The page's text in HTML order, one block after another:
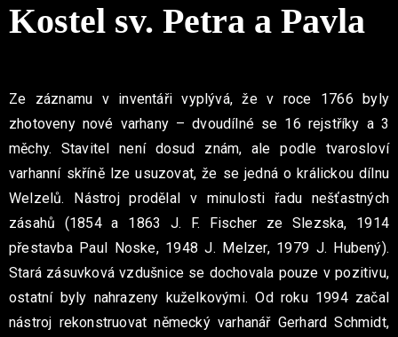
Kostel sv. Petra a Pavla
Ze záznamu v inventáři vyplývá, že v roce 1766 byly
zhotoveny nové varhany – dvoudílné se 16 rejstříky a 3
měchy. Stavitel není dosud znám, ale podle tvarosloví
varhanní skříně lze usuzovat, že se jedná o králickou dílnu
Welzelů. Nástroj prodělal v minulosti řadu nešťastných
zásahů (1854 a 1863 J. F. Fischer ze Slezska, 1914
přestavba Paul Noske, 1948 J. Melzer, 1979 J. Hubený).
Stará zásuvková vzdušnice se dochovala pouze v pozitivu,
ostatní byly nahrazeny kuželkovými. Od roku 1994 začal
nástroj rekonstruovat německý varhanář Gerhard Schmidt,